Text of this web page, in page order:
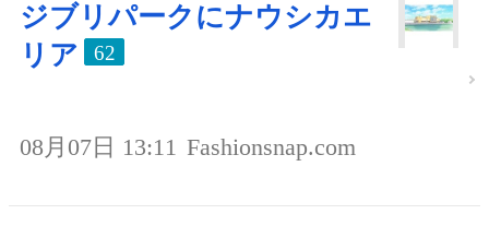
ジブリパークにナウシカエ
リア
62
08月07日 13:11 Fashionsnap.com